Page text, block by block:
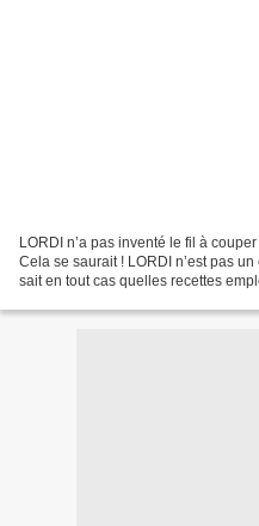
LORDI n’a pas inventé le fil à
Cela se saurait ! LORDI n’est pas
sait en tout cas quelles recettes